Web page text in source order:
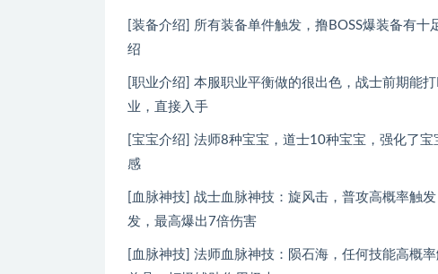
[装备介绍] 所有装备单件触发，撸BOSS爆装备有
绍
[职业介绍] 本服职业平衡做的很出色，战士前期能
业，直接入手
[宝宝介绍] 法师8种宝宝，道士10种宝宝，强化了
感
[血脉神技] 战士血脉神技：旋风击，普攻高概率触
发，最高爆出7倍伤害
[血脉神技] 法师血脉神技：陨石海，任何技能高概